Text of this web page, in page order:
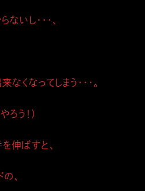
いし・・・、
くなってしまう・・・。
う！）
伸ばすと、
、